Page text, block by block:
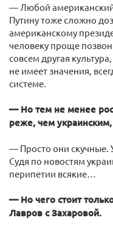
— Любой американский
Путину тоже сложно
американскому
человеку проще
совсем другая
не имеет значения,
системе.
— Но тем не менее
реже, чем
— Просто они скучные.
Судя по новостям
перипетии всякие…
— Но чего стоит
Лавров с Захаровой.